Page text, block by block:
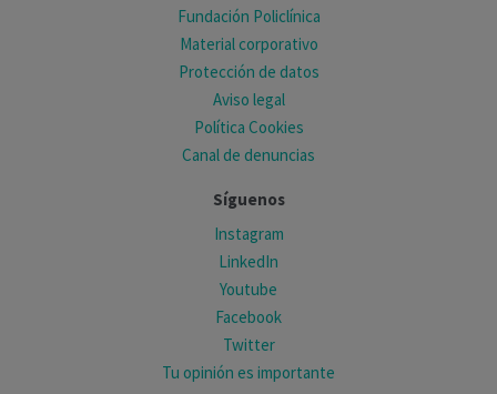
Fundación Policlínica
Material corporativo
Protección de datos
Aviso legal
Política Cookies
Canal de denuncias
Síguenos
Instagram
LinkedIn
Youtube
Facebook
Twitter
Tu opinión es importante